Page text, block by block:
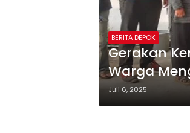
BERITA DEPOK
Gerakan
Warga
Daftarkan
Juli 6, 2025